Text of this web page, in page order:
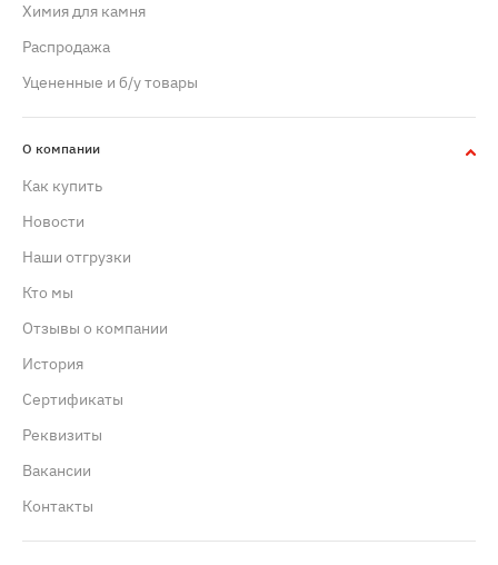
Химия для камня
Распродажа
Уцененные и б/у товары
О компании
Как купить
Новости
Наши отгрузки
Кто мы
Отзывы о компании
История
Сертификаты
Реквизиты
Вакансии
Контакты